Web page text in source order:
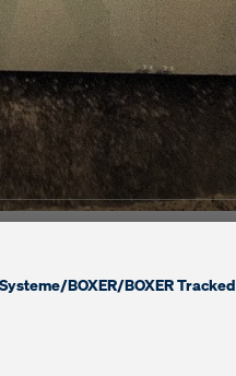
/BOXER/BOXER Tracked